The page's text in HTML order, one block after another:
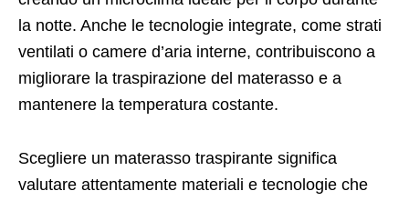
la notte. Anche le tecnologie integrate, come strati
ventilati o camere d’aria interne, contribuiscono a
migliorare la traspirazione del materasso e a
mantenere la temperatura costante.
Scegliere un materasso traspirante significa
valutare attentamente materiali e tecnologie che